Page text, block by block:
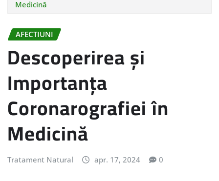
Medicină
AFECTIUNI
Descoperirea și
Importanța
Coronarografiei în
Medicină
Tratament Natural apr. 17, 2024 0